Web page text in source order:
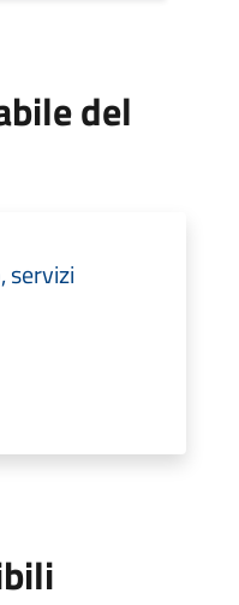
del
servizi